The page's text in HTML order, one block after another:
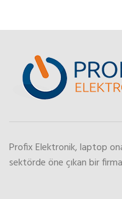
Profix Elektronik, laptop
sektörde öne çıkan bir